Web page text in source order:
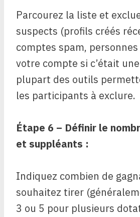
Parcourez la liste et
suspects (profils créés
comptes spam,
votre compte si c’était
plupart des outils
les participants à exclure.
Étape 6 – Définir le
et suppléants :
Indiquez combien de
souhaitez tirer
3 ou 5 pour plusieurs